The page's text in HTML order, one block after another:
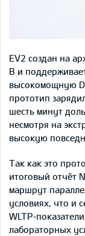
EV2 создан на
В и
высокомощную
прототип
шесть минут
несмотря на
высокую
Так как это
итоговый отчёт
маршрут
условиях, что и
лабораторных